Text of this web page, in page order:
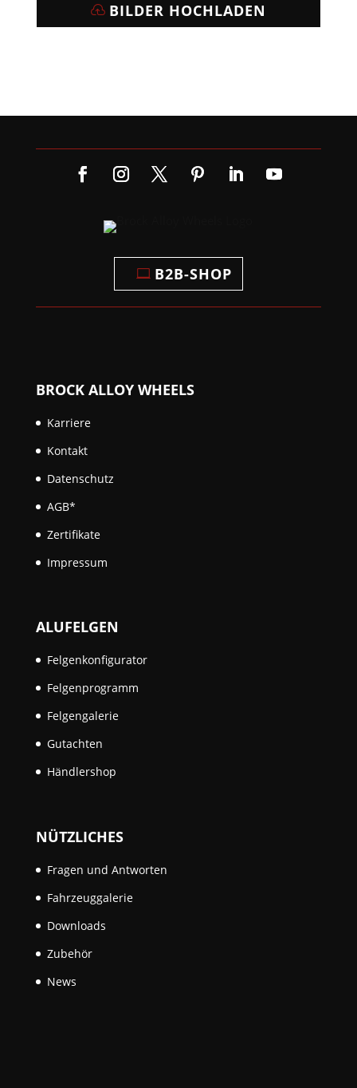
BILDER HOCHLADEN
B2B-SHOP
BROCK ALLOY WHEELS
Karriere
Kontakt
Datenschutz
AGB*
Zertifikate
Impressum
ALUFELGEN
Felgenkonfigurator
Felgenprogramm
Felgengalerie
Gutachten
Händlershop
NÜTZLICHES
Fragen und Antworten
Fahrzeuggalerie
Downloads
Zubehör
News